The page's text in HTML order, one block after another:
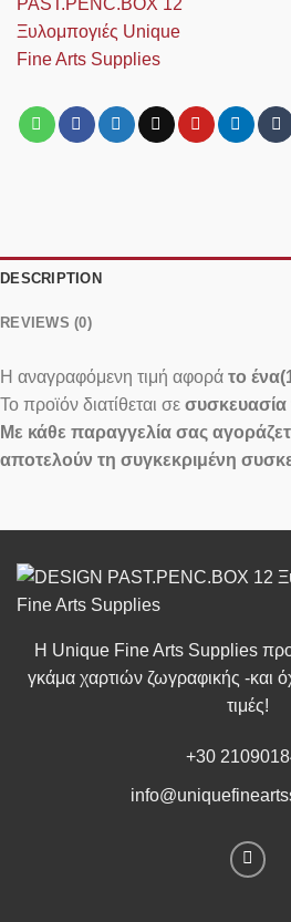
DESCRIPTION
REVIEWS (0)
Η αναγραφόμενη τιμή αφορά το
Το προϊόν διατίθεται σε συσκευασία
Με κάθε παραγγελία σας
αποτελούν τη συγκεκριμένη
Η Unique Fine Arts Supplies
γκάμα χαρτιών ζωγραφικής -και
τιμές!
+30